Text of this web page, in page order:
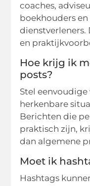
coaches,
boekhouders
dienstverleners.
en
Hoe krijg ik
posts?
Stel
herkenbare
Berichten die
praktisch zijn,
dan algemene
Moet ik
Hashtags